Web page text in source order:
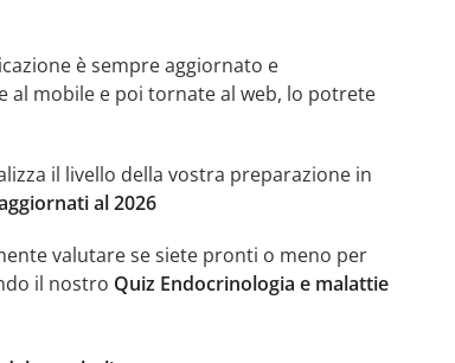
è sempre aggiornato e
al mobile e poi tornate al web, lo potrete
il livello della vostra preparazione in
al 2026
valutare se siete pronti o meno per
il nostro Quiz Endocrinologia e malattie